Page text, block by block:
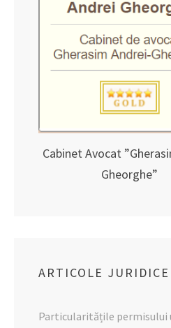
Cabinet Avocat
Gheorghe”
ARTICOLE JURIDICE
Particularitățile permisului